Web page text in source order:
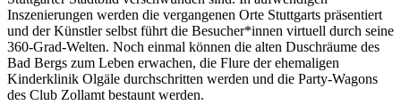
Inszenierungen werden die vergangenen Orte Stuttgarts präsentiert
und der Künstler selbst führt die Besucher*innen virtuell durch seine
360-Grad-Welten. Noch einmal können die alten Duschräume des
Bad Bergs zum Leben erwachen, die Flure der ehemaligen
Kinderklinik Olgäle durchschritten werden und die Party-Wagons
des Club Zollamt bestaunt werden.